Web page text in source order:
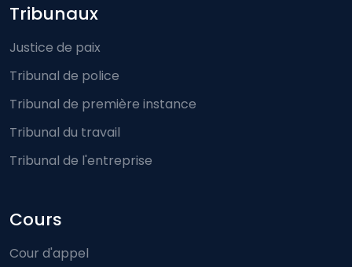
Footer-menu
Tribunaux
Justice de paix
Tribunal de police
Tribunal de première instance
Tribunal du travail
Tribunal de l'entreprise
Cours
Cour d'appel